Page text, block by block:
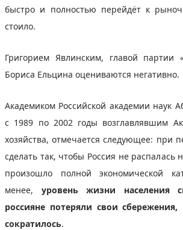
быстро и полностью перейдёт к
стоило.
Григорием Явлинским, главой партии
Бориса Ельцина оцениваются негативно.
Академиком Российской академии наук
с 1989 по 2002 годы возглавлявшим
хозяйства, отмечается следующее: при
сделать так, чтобы Россия не распалась
произошло полной экономической
менее, уровень жизни населения
россияне потеряли свои сбережения,
сократилось.